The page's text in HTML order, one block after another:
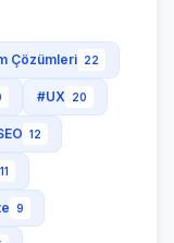
Çözümleri 22
#UX 20
12
11
9